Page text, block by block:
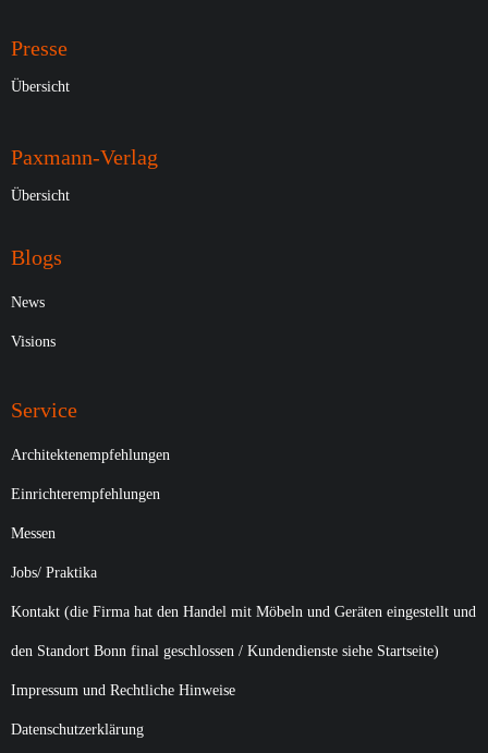
Presse
Übersicht
Paxmann-Verlag
Übersicht
Blogs
News
Visions
Service
Architektenempfehlungen
Einrichterempfehlungen
Messen
Jobs/ Praktika
Kontakt (die Firma hat den Handel mit Möbeln und Geräten eingestellt und
den Standort Bonn final geschlossen / Kundendienste siehe Startseite)
Impressum und Rechtliche Hinweise
Datenschutzerklärung